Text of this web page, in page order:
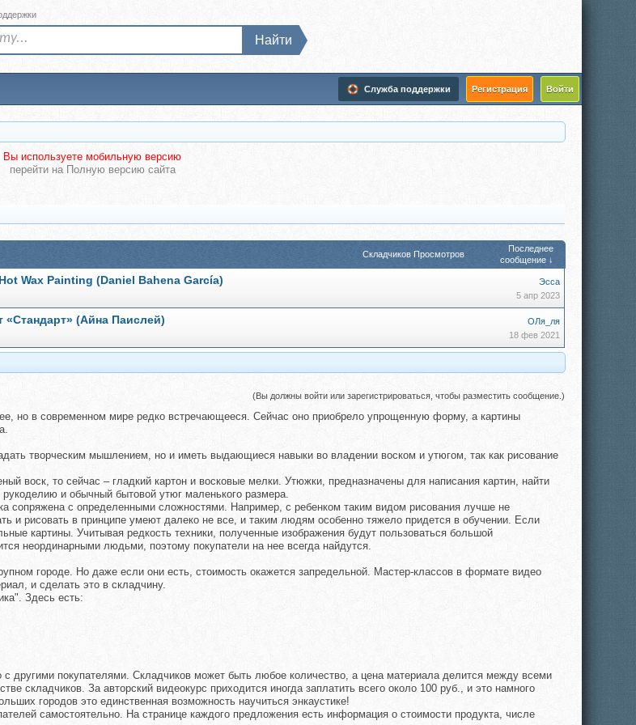
Регистрация Войти
Служба поддержки
Найти
Вы используете мобильную версию
перейти на Полную версию сайта
Складчиков Просмотров
Последнее
сообщение ↓
Wax Painting (Daniel Bahena García)
Эсса
5 апр 2023
(Айна Паислей)
ОЛя_ля
18 фев 2021
(Вы должны войти или зарегистрироваться, чтобы разместить сообщение.)
но в современном мире редко встречающееся. Сейчас оно приобрело упрощенную форму, а картины
творческим мышлением, но и иметь выдающиеся навыки во владении воском и утюгом, так как рисование
воск, то сейчас – гладкий картон и восковые мелки. Утюжки, предназначены для написания картин, найти
и обычный бытовой утюг маленького размера.
сопряжена с определенными сложностями. Например, с ребенком таким видом рисования лучше не
и рисовать в принципе умеют далеко не все, и таким людям особенно тяжело придется в обучении. Если
картины. Учитывая редкость техники, полученные изображения будут пользоваться большой
неординарными людьми, поэтому покупатели на нее всегда найдутся.
городе. Но даже если они есть, стоимость окажется запредельной. Мастер-классов в формате видео
и сделать это в складчину.
Здесь есть:
другими покупателями. Складчиков может быть любое количество, а цена материала делится между всеми
складчиков. За авторский видеокурс приходится иногда заплатить всего около 100 руб., и это намного
городов это единственная возможность научиться энкаустике!
самостоятельно. На странице каждого предложения есть информация о стоимости продукта, числе